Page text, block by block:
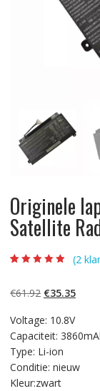
Originele
Satellite
gebaseerd op
klantbeoordelin
(2
€61.92
was:
€61.92.
€35.35
Voltage: 10.8V
Capaciteit:
Type: Li-ion
Conditie: nieuw
Kleur:zwart